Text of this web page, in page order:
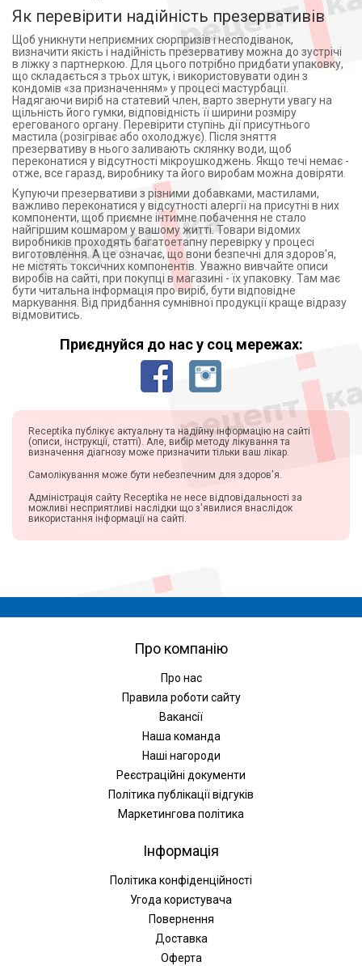
Як перевірити надійність презервативів
Щоб уникнути неприємних сюрпризів і несподіванок,
визначити якість і надійність презервативу можна до зустрічі
в ліжку з партнеркою. Для цього потрібно придбати упаковку,
що складається з трьох штук, і використовувати один з
кондомів «за призначенням» у процесі мастурбації.
Надягаючи виріб на статевий член, варто звернути увагу на
щільність його гумки, відповідність її ширини розміру
ерегованого органу. Перевірити ступінь дії присутнього
мастила (розігріває або охолоджує). Після зняття
презервативу в нього заливають склянку води, щоб
переконатися у відсутності мікроушкоджень. Якщо течі немає -
отже, все гаразд, виробнику та його виробам можна довіряти.
Купуючи презервативи з різними добавками, мастилами,
важливо переконатися у відсутності алергії на присутні в них
компоненти, щоб приємне інтимне побачення не стало
найгіршим кошмаром у вашому житті. Товари відомих
виробників проходять багатоетапну перевірку у процесі
виготовлення. А це означає, що вони безпечні для здоров'я,
не містять токсичних компонентів. Уважно вивчайте описи
виробів на сайті, при покупці в магазині - їх упаковку. Там має
бути читальна інформація про виріб, бути відповідне
маркування. Від придбання сумнівної продукції краще відразу
відмовитись.
Приєднуйся до нас у соц мережах:
Receptika публікує актуальну та надійну інформацію на сайті
(описи, інструкції, статті). Але, вибір методу лікування та
визначення діагнозу може призначити тільки ваш лікар.
Самолікування може бути небезпечним для здоров'я.
Адміністрація сайту Receptika не несе відповідальності за
можливі несприятливі наслідки що з'явилися внаслідок
використання інформації на сайті.
Про компанію
Про нас
Правила роботи сайту
Вакансії
Наша команда
Наші нагороди
Реєстраційні документи
Політика публікації відгуків
Маркетингова політика
Інформація
Політика конфіденційності
Угода користувача
Повернення
Доставка
Оферта